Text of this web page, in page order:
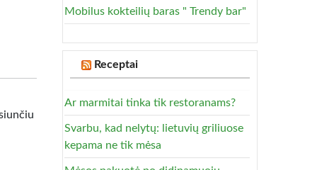
Mobilus kokteilių baras " Trendy bar"
Receptai
Ar marmitai tinka tik restoranams?
Svarbu, kad nelytų: lietuvių griliuose
kepama ne tik mėsa